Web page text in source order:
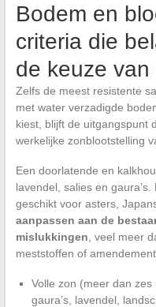
Bodem en
criteria die
de keuze
Zelfs de meest resistente
met water verzadigde
kiest, blijft de uitgangspunt
werkelijke zonblootstelling
Een doorlatende en
lavendel, salies en
geschikt voor asters,
aanpassen aan de
mislukkingen , veel meer
meststoffen of
Volle zon (meer dan zes
gaura’s, lavendel,